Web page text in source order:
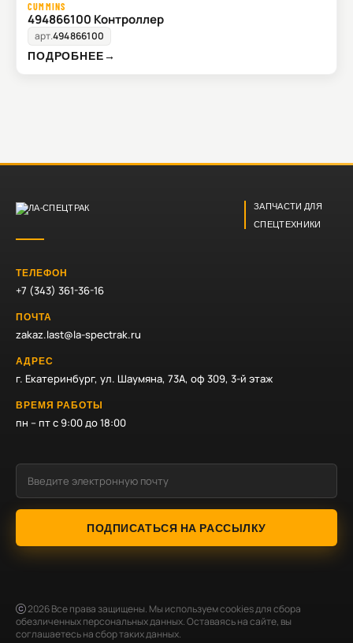
CUMMINS
494866100 Контроллер
арт.494866100
ПОДРОБНЕЕ→
ЗАПЧАСТИ ДЛЯ
СПЕЦТЕХНИКИ
ТЕЛЕФОН
+7 (343) 361-36-16
ПОЧТА
zakaz.last@la-spectrak.ru
АДРЕС
г. Екатеринбург, ул. Шаумяна, 73А, оф 309, 3-й этаж
ВРЕМЯ РАБОТЫ
пн – пт с 9:00 до 18:00
ПОДПИСАТЬСЯ НА РАССЫЛКУ
2026Все права защищены. Мы используем cookies для сбора
обезличенных персональных данных. Оставаясь на сайте, вы
соглашаетесь на сбор таких данных.